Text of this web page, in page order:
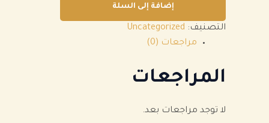
إضافة إلى السلة
التصنيف: Uncategorized
مراجعات (0)
المراجعات
لا توجد مراجعات بعد.